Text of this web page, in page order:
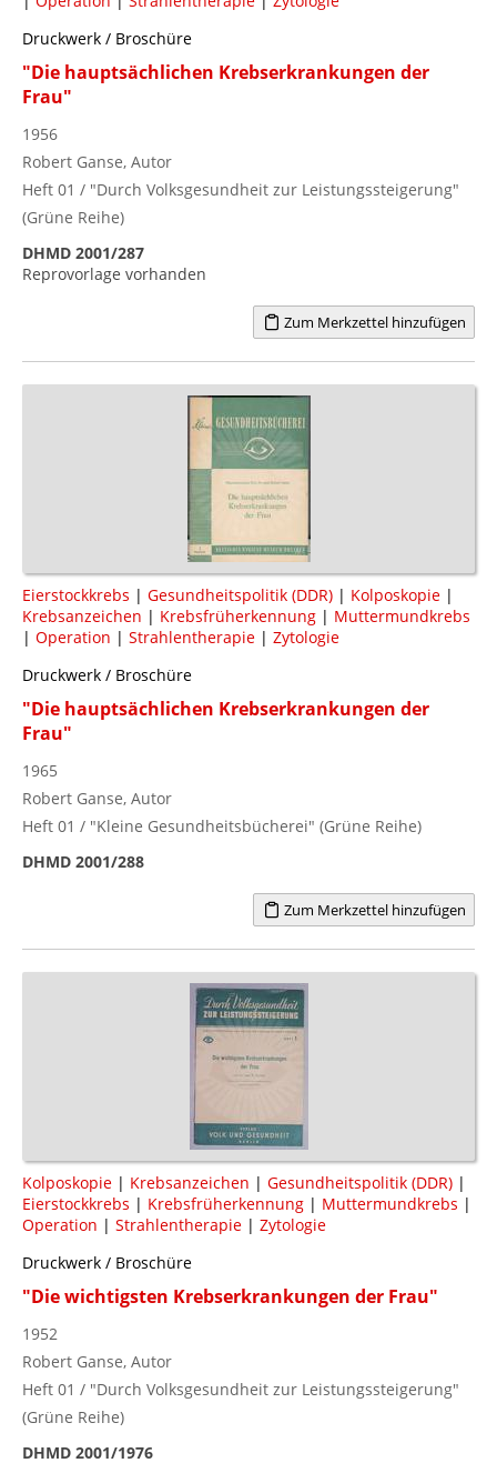
Druckwerk / Broschüre
"Die hauptsächlichen Krebserkrankungen der
Frau"
1956
Robert Ganse, Autor
Heft 01 / "Durch Volksgesundheit zur Leistungssteigerung"
(Grüne Reihe)
DHMD 2001/287
Reprovorlage vorhanden
Zum Merkzettel hinzufügen
Eierstockkrebs | Gesundheitspolitik (DDR) | Kolposkopie |
Krebsanzeichen | Krebsfrüherkennung | Muttermundkrebs
| Operation | Strahlentherapie | Zytologie
Druckwerk / Broschüre
"Die hauptsächlichen Krebserkrankungen der
Frau"
1965
Robert Ganse, Autor
Heft 01 / "Kleine Gesundheitsbücherei" (Grüne Reihe)
DHMD 2001/288
Zum Merkzettel hinzufügen
Kolposkopie | Krebsanzeichen | Gesundheitspolitik (DDR) |
Eierstockkrebs | Krebsfrüherkennung | Muttermundkrebs |
Operation | Strahlentherapie | Zytologie
Druckwerk / Broschüre
"Die wichtigsten Krebserkrankungen der Frau"
1952
Robert Ganse, Autor
Heft 01 / "Durch Volksgesundheit zur Leistungssteigerung"
(Grüne Reihe)
DHMD 2001/1976